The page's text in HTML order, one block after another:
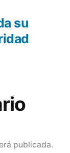
su
publicada.